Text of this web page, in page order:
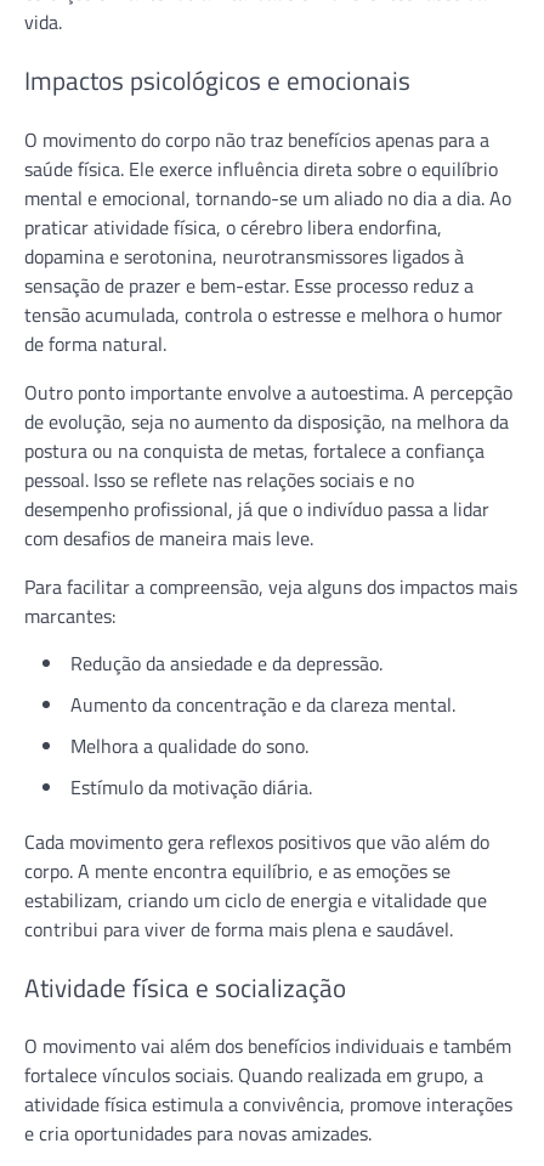
vida.
Impactos psicológicos e emocionais
O movimento do corpo não traz benefícios apenas para a
saúde física. Ele exerce influência direta sobre o equilíbrio
mental e emocional, tornando-se um aliado no dia a dia. Ao
praticar atividade física, o cérebro libera endorfina,
dopamina e serotonina, neurotransmissores ligados à
sensação de prazer e bem-estar. Esse processo reduz a
tensão acumulada, controla o estresse e melhora o humor
de forma natural.
Outro ponto importante envolve a autoestima. A percepção
de evolução, seja no aumento da disposição, na melhora da
postura ou na conquista de metas, fortalece a confiança
pessoal. Isso se reflete nas relações sociais e no
desempenho profissional, já que o indivíduo passa a lidar
com desafios de maneira mais leve.
Para facilitar a compreensão, veja alguns dos impactos mais
marcantes:
Redução da ansiedade e da depressão.
Aumento da concentração e da clareza mental.
Melhora a qualidade do sono.
Estímulo da motivação diária.
Cada movimento gera reflexos positivos que vão além do
corpo. A mente encontra equilíbrio, e as emoções se
estabilizam, criando um ciclo de energia e vitalidade que
contribui para viver de forma mais plena e saudável.
Atividade física e socialização
O movimento vai além dos benefícios individuais e também
fortalece vínculos sociais. Quando realizada em grupo, a
atividade física estimula a convivência, promove interações
e cria oportunidades para novas amizades.